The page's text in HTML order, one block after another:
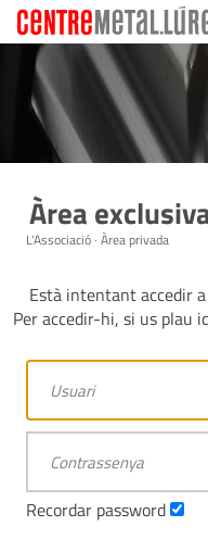
Àrea
L'Associació · Àrea privada
Està intentant accedir
Per accedir-hi, si us plau
Recordar password